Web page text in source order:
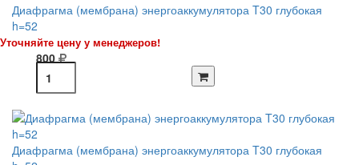
Диафрагма (мембрана) энергоаккумулятора T30 глубокая
h=52
Уточняйте цену у менеджеров!
800
Диафрагма (мембрана) энергоаккумулятора T30 глубокая